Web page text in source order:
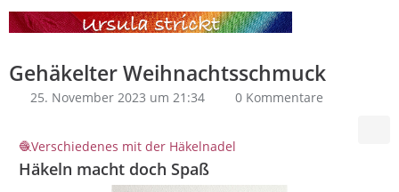
Gehäkelter Weihnachtsschmuck
25. November 2023 um 21:34 0 Kommentare
Verschiedenes mit der Häkelnadel
Häkeln macht doch Spaß